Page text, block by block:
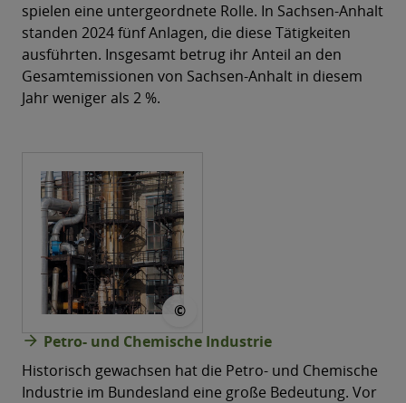
spielen eine untergeordnete Rolle. In Sachsen-Anhalt
standen 2024 fünf Anlagen, die diese Tätigkeiten
ausführten. Insgesamt betrug ihr Anteil an den
Gesamtemissionen von Sachsen-Anhalt in diesem
Jahr weniger als 2 %.
©
arrow_forward Petro- und Chemische Industrie
Historisch gewachsen hat die Petro- und Chemische
Industrie im Bundesland eine große Bedeutung. Vor